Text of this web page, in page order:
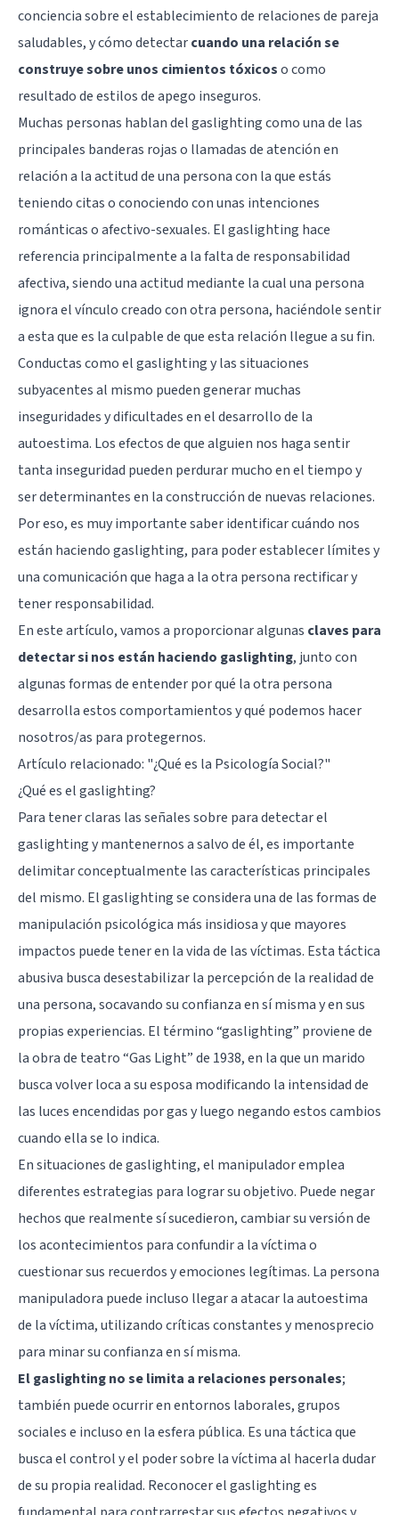
conciencia sobre el establecimiento de relaciones de pareja
saludables, y cómo detectarcuando una relación se
construye sobre unos cimientos tóxicoso como
resultado de estilos de apego inseguros.
Muchas personas hablan del gaslighting como una de las
principales banderas rojas o llamadas de atención en
relación a la actitud de una persona con la que estás
teniendo citas o conociendo con unas intenciones
románticas o afectivo-sexuales. El gaslighting hace
referencia principalmente a la falta de responsabilidad
afectiva, siendo una actitud mediante la cual una persona
ignora el vínculo creado con otra persona, haciéndole sentir
a esta que es la culpable de que esta relación llegue a su fin.
Conductas como el gaslighting y las situaciones
subyacentes al mismo pueden generar muchas
inseguridades y dificultades en el desarrollo de la
autoestima. Los efectos de que alguien nos haga sentir
tanta inseguridad pueden perdurar mucho en el tiempo y
ser determinantes en la construcción de nuevas relaciones.
Por eso, es muy importante saber identificar cuándo nos
están haciendo gaslighting, para poder establecer límites y
una comunicación que haga a la otra persona rectificar y
tener responsabilidad.
En este artículo, vamos a proporcionar algunas claves para
detectar si nos están haciendo gaslighting, junto con
algunas formas de entender por qué la otra persona
desarrolla estos comportamientos y qué podemos hacer
nosotros/as para protegernos.
Artículo relacionado: "¿Qué es la Psicología Social?"
¿Qué es el gaslighting?
Para tener claras las señales sobre para detectar el
gaslighting y mantenernos a salvo de él, es importante
delimitar conceptualmente las características principales
del mismo. El gaslighting se considera una de las formas de
manipulación psicológica más insidiosa y que mayores
impactos puede tener en la vida de las víctimas. Esta táctica
abusiva busca desestabilizar la percepción de la realidad de
una persona, socavando su confianza en sí misma y en sus
propias experiencias. El término “gaslighting” proviene de
la obra de teatro “Gas Light” de 1938, en la que un marido
busca volver loca a su esposa modificando la intensidad de
las luces encendidas por gas y luego negando estos cambios
cuando ella se lo indica.
En situaciones de gaslighting, el manipulador emplea
diferentes estrategias para lograr su objetivo. Puede negar
hechos que realmente sí sucedieron, cambiar su versión de
los acontecimientos para confundir a la víctima o
cuestionar sus recuerdos y emociones legítimas. La persona
manipuladora puede incluso llegar a atacar la autoestima
de la víctima, utilizando críticas constantes y menosprecio
para minar su confianza en sí misma.
El gaslighting no se limita a relaciones personales;
también puede ocurrir en entornos laborales, grupos
sociales e incluso en la esfera pública. Es una táctica que
busca el control y el poder sobre la víctima al hacerla dudar
de su propia realidad. Reconocer el gaslighting es